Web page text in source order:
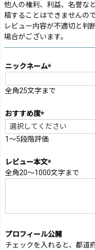
他人の権利、利益、名誉な
稿することはできませんの
レビュー内容が不適切と判
場合がございます。
ニックネーム
須)
全角25文字まで
おすすめ度
(必
須)
1～5段階評価
レビュー本文
(必
全角20～1000文字まで
プロフィール公開
チェックを入れると、都道